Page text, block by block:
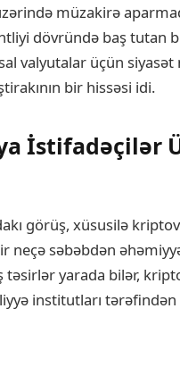
müzakirə
dövründə baş tutan
valyutalar üçün
bir hissəsi idi.
İstifadəçilər
görüş, xüsusilə
səbəbdən
yarada bilər,
institutları